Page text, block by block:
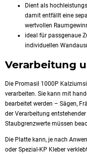
Dient als
damit entfällt eine
wertvollen
ideal für passgenaue
individuellen
Verarbeitung
Die Promasil 1000P
verarbeiten. Sie kann mit
bearbeitet werden – Sägen,
der Verarbeitung
Staubgrenzwerte müssen
Die Platte kann, je nach
oder Spezial-KP Kleber